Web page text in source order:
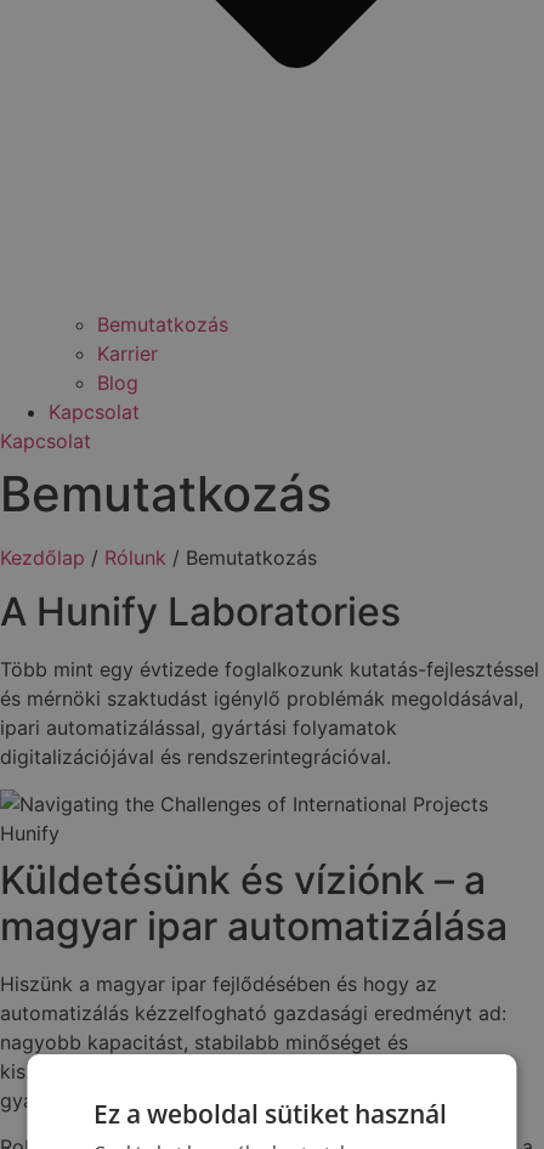
Bemutatkozás
Karrier
Blog
Kapcsolat
Kapcsolat
Bemutatkozás
Kezdőlap / Rólunk / Bemutatkozás
A Hunify Laboratories
Több mint egy évtizede foglalkozunk kutatás-fejlesztéssel
és mérnöki szaktudást igénylő problémák megoldásával,
ipari automatizálással, gyártási folyamatok
digitalizációjával és rendszerintegrációval.
Küldetésünk és víziónk – a
magyar ipar automatizálása
Hiszünk a magyar ipar fejlődésében és hogy az
automatizálás kézzelfogható gazdasági eredményt ad:
nagyobb kapacitást, stabilabb minőséget és
kiszámíthatóbb gyártást. Ebben támogatjuk a
gyártócégeket mérnöki tudással és tapasztalattal.
Ez a weboldal sütiket használ